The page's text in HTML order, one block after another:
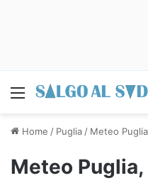
Menu
Home / Puglia / Meteo Puglia
Meteo Puglia,